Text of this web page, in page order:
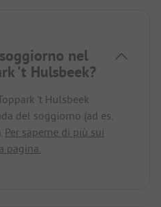
nel
't Hulsbeek?
't Hulsbeek
del soggiorno (ad es.
Per saperne di più sui
pagina.